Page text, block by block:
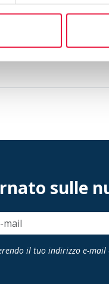
tour 360° e
sulle
il tuo indirizzo e-